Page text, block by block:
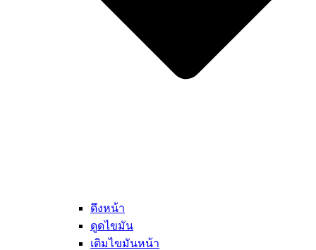
ดึงหน้า
ดูดไขมัน
เติมไขมันหน้า